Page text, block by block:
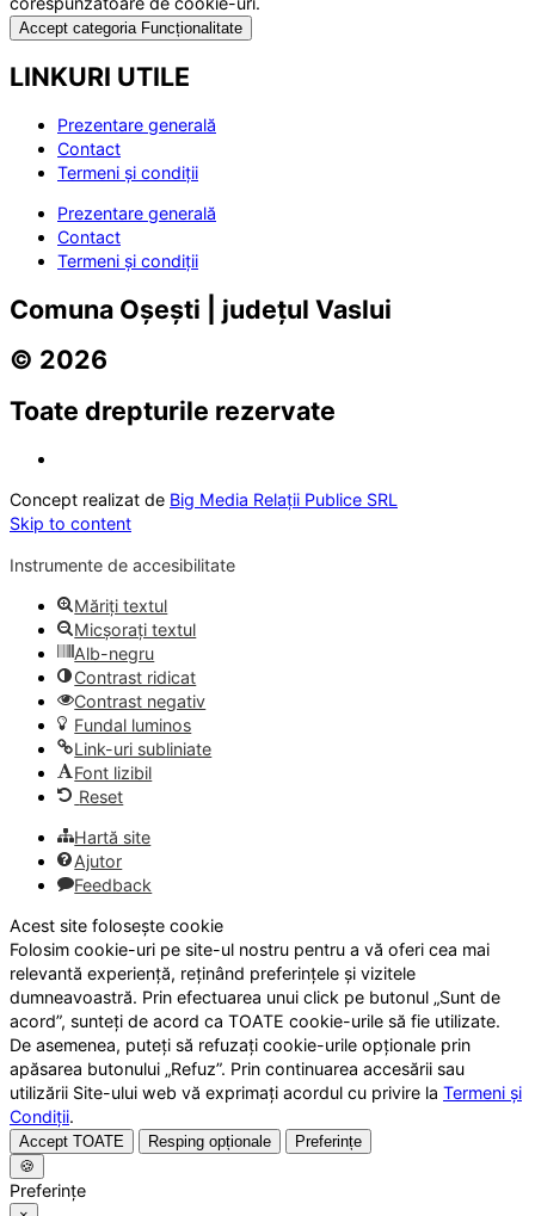
Accept categoria Funcționalitate
LINKURI UTILE
Prezentare generală
Contact
Termeni și condiții
Prezentare generală
Contact
Termeni și condiții
Comuna Oșești | județul Vaslui
© 2026
Toate drepturile rezervate
Concept realizat de Big Media Relații Publice SRL
Skip to content
Instrumente de accesibilitate
Măriți textul
Micșorați textul
Alb-negru
Contrast ridicat
Contrast negativ
Fundal luminos
Link-uri subliniate
Font lizibil
Reset
Hartă site
Ajutor
Feedback
Acest site folosește cookie
Folosim cookie-uri pe site-ul nostru pentru a vă oferi cea mai
relevantă experiență, reținând preferințele și vizitele
dumneavoastră. Prin efectuarea unui click pe butonul „Sunt de
acord”, sunteți de acord ca TOATE cookie-urile să fie utilizate.
De asemenea, puteți să refuzați cookie-urile opționale prin
apăsarea butonului „Refuz”. Prin continuarea accesării sau
utilizării Site-ului web vă exprimați acordul cu privire la Termeni și
Condiții.
Accept TOATE Resping opționale
Preferințe
🍪
Preferințe